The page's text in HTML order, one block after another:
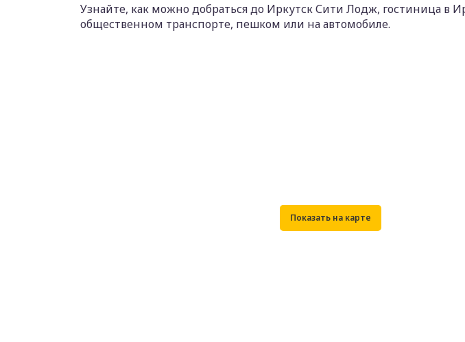
Узнайте, как можно добраться до Иркутск Сити Лодж, гостиница в
общественном транспорте, пешком или на автомобиле.